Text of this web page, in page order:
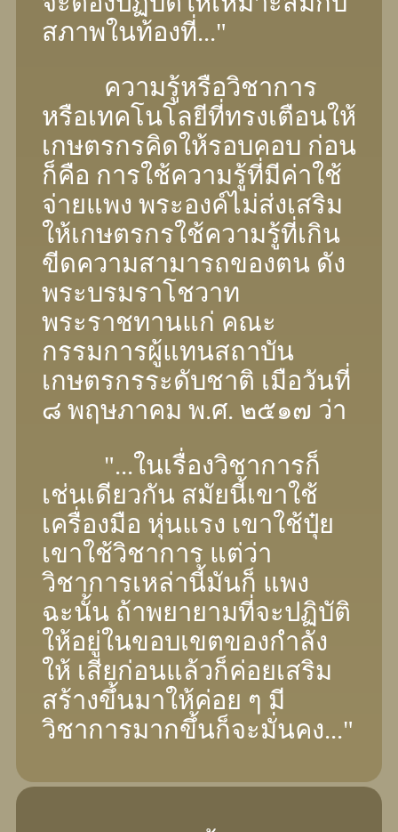
สภาพในท้องที่..."
ความรู้หรือวิชาการ
หรือเทคโนโลยีที่ทรงเตือนให้
เกษตรกรคิดให้รอบคอบ ก่อน
ก็คือ การใช้ความรู้ที่มีค่าใช้
จ่ายแพง พระองค์ไม่ส่งเสริม
ให้เกษตรกรใช้ความรู้ที่เกิน
ขีดความสามารถของตน ดัง
พระบรมราโชวาท
พระราชทานแก่ คณะ
กรรมการผู้แทนสถาบัน
เกษตรกรระดับชาติ เมือวันที่
๘ พฤษภาคม พ.ศ. ๒๕๑๗ ว่า
"...ในเรื่องวิชาการก็
เช่นเดียวกัน สมัยนี้เขาใช้
เครื่องมือ หุ่นแรง เขาใช้ปุ๋ย
เขาใช้วิชาการ แต่ว่า
วิชาการเหล่านี้มันก็ แพง
ฉะนั้น ถ้าพยายามที่จะปฏิบัติ
ให้อยู่ในขอบเขตของกําลัง
ให้ เสียก่อนแล้วก็ค่อยเสริม
สร้างขึ้นมาให้ค่อย ๆ มี
วิชาการมากขึ้นก็จะมั่นคง..."